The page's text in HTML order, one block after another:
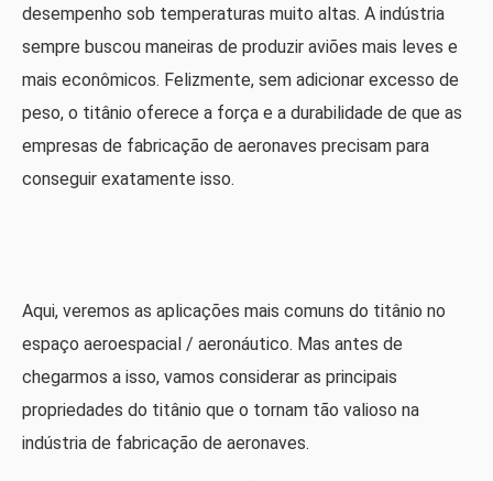
desempenho sob temperaturas muito altas. A indústria
sempre buscou maneiras de produzir aviões mais leves e
mais econômicos. Felizmente, sem adicionar excesso de
peso, o titânio oferece a força e a durabilidade de que as
empresas de fabricação de aeronaves precisam para
conseguir exatamente isso.
Aqui, veremos as aplicações mais comuns do titânio no
espaço aeroespacial / aeronáutico. Mas antes de
chegarmos a isso, vamos considerar as principais
propriedades do titânio que o tornam tão valioso na
indústria de fabricação de aeronaves.